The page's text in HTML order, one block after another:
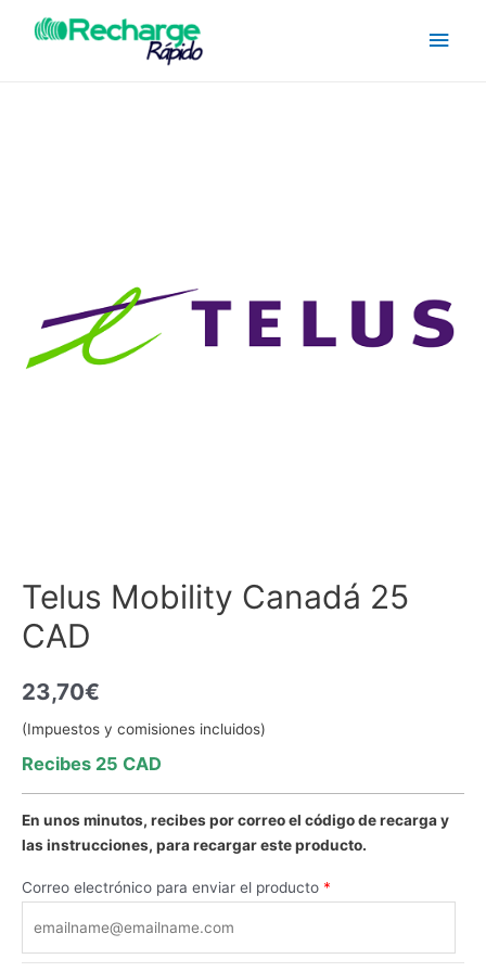
Telus Mobility Canadá 25
CAD
23,70€
(Impuestos y comisiones incluidos)
Recibes 25 CAD
En unos minutos, recibes por correo el código de recarga y
las instrucciones, para recargar este producto.
Correo electrónico para enviar el producto *